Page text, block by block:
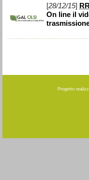
[28/12/15]
On line il
Progetto